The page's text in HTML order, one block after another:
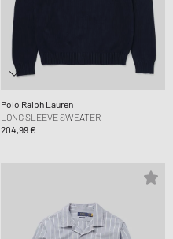
Polo Ralph Lauren
LONG SLEEVE SWEATER
204,99 €